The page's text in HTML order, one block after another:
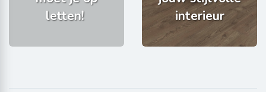
letten!
interieur